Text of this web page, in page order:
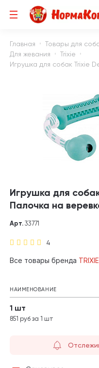
Главная Товары для
Для жевания
Trixie
Игрушка для собак Trixie
Игрушка для
Палочка на
4
Арт. 33771
Все товары бренда TRIXIE
НАИМЕНОВАНИЕ
1 шт
851 руб за 1 шт